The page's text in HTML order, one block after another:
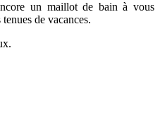
un maillot de bain à vous
de vacances.